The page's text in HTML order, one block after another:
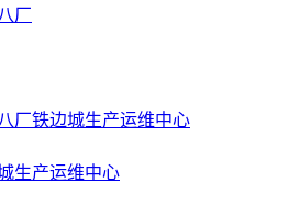
厂
厂铁边城生产运维中心
生产运维中心